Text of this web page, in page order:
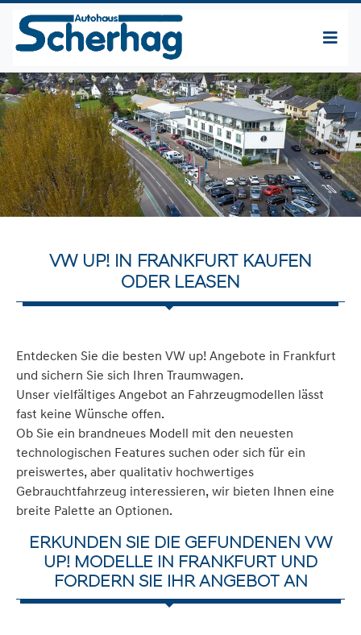
VW UP! IN FRANKFURT KAUFEN
ODER LEASEN
Entdecken Sie die besten VW up! Angebote in Frankfurt
und sichern Sie sich Ihren Traumwagen.
Unser vielfältiges Angebot an Fahrzeugmodellen lässt
fast keine Wünsche offen.
Ob Sie ein brandneues Modell mit den neuesten
technologischen Features suchen oder sich für ein
preiswertes, aber qualitativ hochwertiges
Gebrauchtfahrzeug interessieren, wir bieten Ihnen eine
breite Palette an Optionen.
ERKUNDEN SIE DIE GEFUNDENEN VW
UP! MODELLE IN FRANKFURT UND
FORDERN SIE IHR ANGEBOT AN